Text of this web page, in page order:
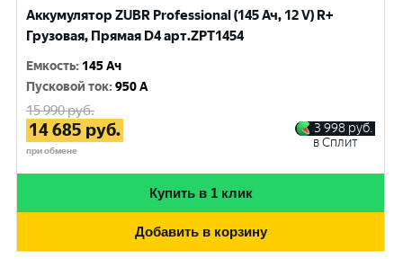
Аккумулятор ZUBR Professional (145 Ач, 12 V) R+
Грузовая, Прямая D4 арт.ZPT1454
Емкость: 145 Ач
Пусковой ток:950 A
15 990руб.
14 685 руб.
при обмене
3 998 руб.
в Сплит
Купить в 1 клик
Добавить в корзину